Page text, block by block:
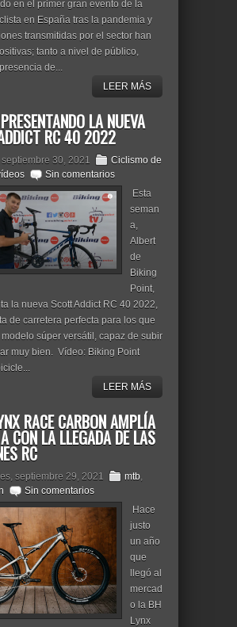
en el primer gran evento de la
en España tras la pandemia y
transmitidas por el sector han
tanto a nivel de público,
de...
LEER MÁS
LA NUEVA
RC 40 2022
30, 2021
Ciclismo de
Sin comentarios
Esta
seman
a,
Albert
de
Biking
Point,
la nueva Scott Addict RC 40 2022,
de carretera perfecta para los que
súper versátil, capaz de subir
muy bien. Vídeo: Biking Point
LEER MÁS
RACE CARBON AMPLÍA
CON LA LLEGADA DE LAS
RC
septiembre 29, 2021 mtb,
Sin comentarios
Hace
justo
un año
que
llegó al
mercad
o la BH
Lynx